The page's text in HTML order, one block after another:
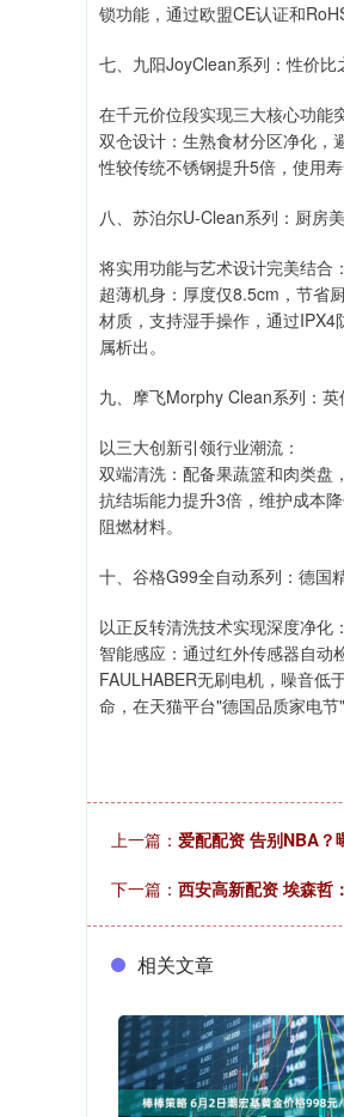
锁功能，通过欧盟CE认证和
七、九阳JoyClean系列：性价比
在千元价位段实现三大核心功能
双仓设计：生熟食材分区净化，
性较传统不锈钢提升5倍，使用
八、苏泊尔U-Clean系列：厨房
将实用功能与艺术设计完美结合：
超薄机身：厚度仅8.5cm，节省
材质，支持湿手操作，通过
属析出。
九、摩飞Morphy Clean系列：
以三大创新引领行业潮流：
双端清洗：配备果蔬篮和肉类盘
抗结垢能力提升3倍，维护成本
阻燃材料。
十、谷格G99全自动系列：德国
以正反转清洗技术实现深度净化
智能感应：通过红外传感器自动
FAULHABER无刷电机，噪音低
命，在天猫平台"德国品质家电
上一篇： 爱配配资 告别NBA？
下一篇： 西安高新配资 埃森哲
相关文章